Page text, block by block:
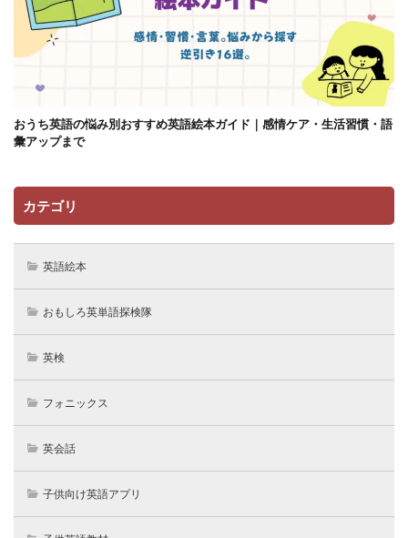
おうち英語の悩み別おすすめ英語絵本ガイド｜感情ケア・生活習慣・語
彙アップまで
カテゴリ
英語絵本
おもしろ英単語探検隊
英検
フォニックス
英会話
子供向け英語アプリ